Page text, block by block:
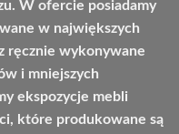
W ofercie posiadamy
w największych
ręcznie wykonywane
i mniejszych
ekspozycje mebli
które produkowane są